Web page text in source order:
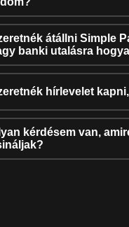
átállni Simple
banki utalásra
hírlevelet
kérdésem van,